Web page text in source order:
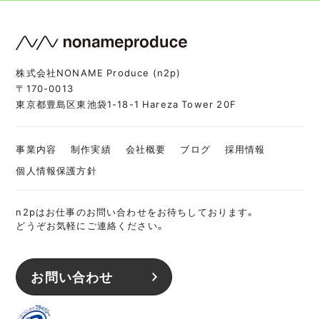
株式会社NONAME Produce (n2p)
〒170-0013
東京都豊島区東池袋1-18-1 Hareza Tower 20F
事業内容 制作実績 会社概要 ブログ
採用情報
個人情報保護方針
n2pはお仕事のお問い合わせをお待ちしております。
どうぞお気軽にご連絡ください。
お問い合わせ